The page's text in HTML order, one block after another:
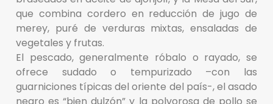
que combina cordero en reducción de jugo de
merey, puré de verduras mixtas, ensaladas de
vegetales y frutas.
El pescado, generalmente róbalo o rayado, se
ofrece sudado o tempurizado –con las
guarniciones típicas del oriente del país-, el asado